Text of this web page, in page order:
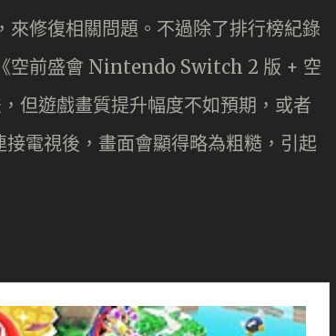
修復相關問題。不過除了排行榜紀錄
空前盛會 Nintendo Switch 2 版 + 空
但遊戲畫質提升幅度不如預期，或者
電視後，畫面會顯得略為粗糙，引起